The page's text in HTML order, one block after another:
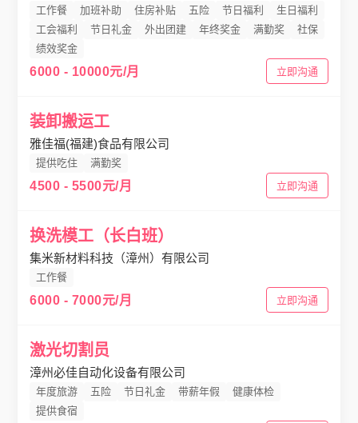
工作餐 加班补助 住房补贴 五险 节日福利
生日福利
工会福利
节日礼金 外出团建 年终奖金 满勤奖
社保
绩效奖金
6000 - 10000元/月 立即沟通
装卸搬运工
雅佳福(福建)食品有限公司
提供吃住 满勤奖
4500 - 5500元/月 立即沟通
换洗模工（长白班）
集米新材料科技（漳州）有限公司
工作餐
6000 - 7000元/月 立即沟通
激光切割员
漳州必佳自动化设备有限公司
年度旅游 五险 节日礼金 带薪年假
健康体检
提供食宿